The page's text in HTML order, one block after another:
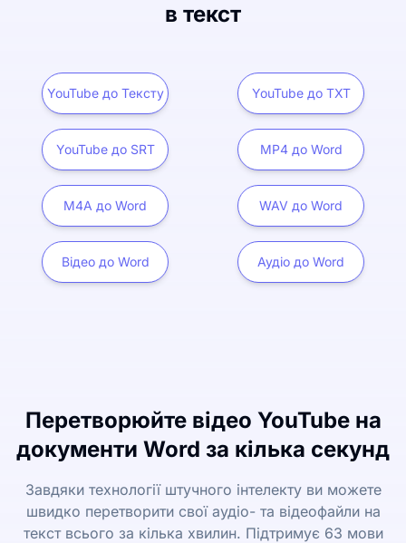
в текст
YouTube до Тексту YouTube до TXT
YouTube до SRT MP4 до Word
M4A до Word WAV до Word
Відео до Word Аудіо до Word
Перетворюйте відео YouTube на
документи Word за кілька секунд
Завдяки технології штучного інтелекту ви можете
швидко перетворити свої аудіо- та відеофайли на
текст всього за кілька хвилин. Підтримує 63 мови